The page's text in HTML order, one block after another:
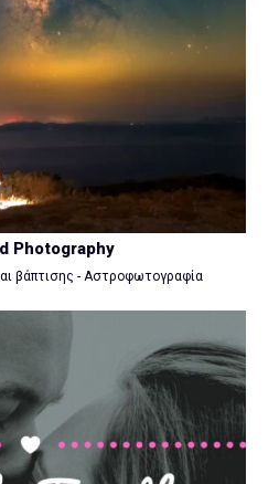
Photography
βάπτισης - Αστροφωτογραφία